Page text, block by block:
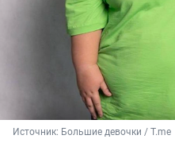
Источник: Большие девочки / T.me